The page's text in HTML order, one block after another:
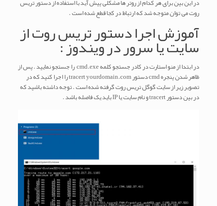
در این بین برای هر کدام از روتر ها مشکلی پیش آید با استفاده از دستور تریس
روت می توان متوجه شد که ارتباط در کجا قطع شده است .
آموزش اجرا دستور تریس روت از
سایت یا سرور در ویندوز :
در ابتدا از منو استارت در کادر جستجو کلمه cmd.exe را جستجو نمایید . پس از
ظاهر شدن پنجره cmd دستور tracert yourdomain.com را اجرا کنید که در
تصویر زیر از سایت گوگل تریس روت گرفته شده است . توجه داشته باشید که
در بین دستور tracert و نام سایت یا IP باید یک فاصله باشد .